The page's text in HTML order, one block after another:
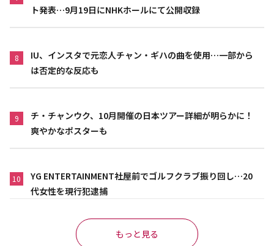
ト発表…9月19日にNHKホールにて公開収録
8
IU、インスタで元恋人チャン・ギハの曲を使用…一部から
は否定的な反応も
9
チ・チャンウク、10月開催の日本ツアー詳細が明らかに！
爽やかなポスターも
10
YG ENTERTAINMENT社屋前でゴルフクラブ振り回し…20
代女性を現行犯逮捕
もっと見る